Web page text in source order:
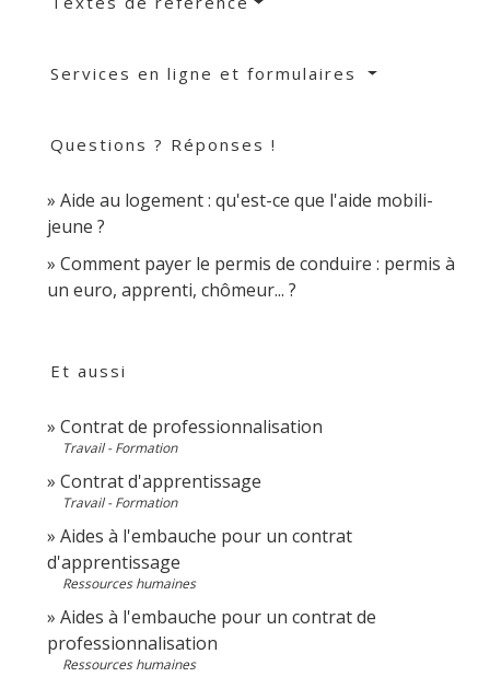
Services en ligne et formulaires
Questions ? Réponses !
Aide au logement : qu'est-ce que l'aide mobili-
jeune ?
Comment payer le permis de conduire : permis à
un euro, apprenti, chômeur... ?
Et aussi
Contrat de professionnalisation
Travail - Formation
Contrat d'apprentissage
Travail - Formation
Aides à l'embauche pour un contrat
d'apprentissage
Ressources humaines
Aides à l'embauche pour un contrat de
professionnalisation
Ressources humaines